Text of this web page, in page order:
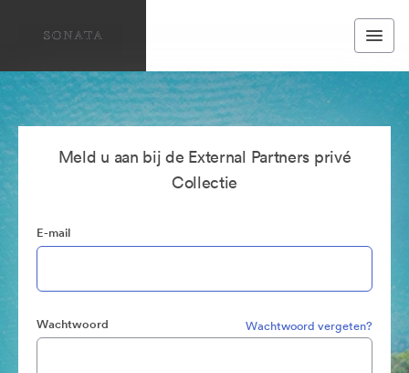
Meld u aan bij de External Partners privé
Collectie
E-mail
Wachtwoord Wachtwoord vergeten?